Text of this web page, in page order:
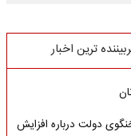
ترین اخبار
دولت درباره افزایش